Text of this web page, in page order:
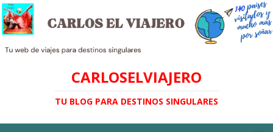
CARLOSELVIAJERO
TU BLOG PARA DESTINOS SINGULARES